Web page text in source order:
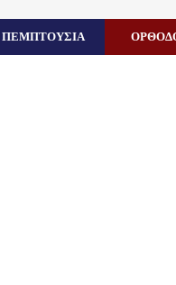
ΠΕΜΠΤΟΥΣΙΑ